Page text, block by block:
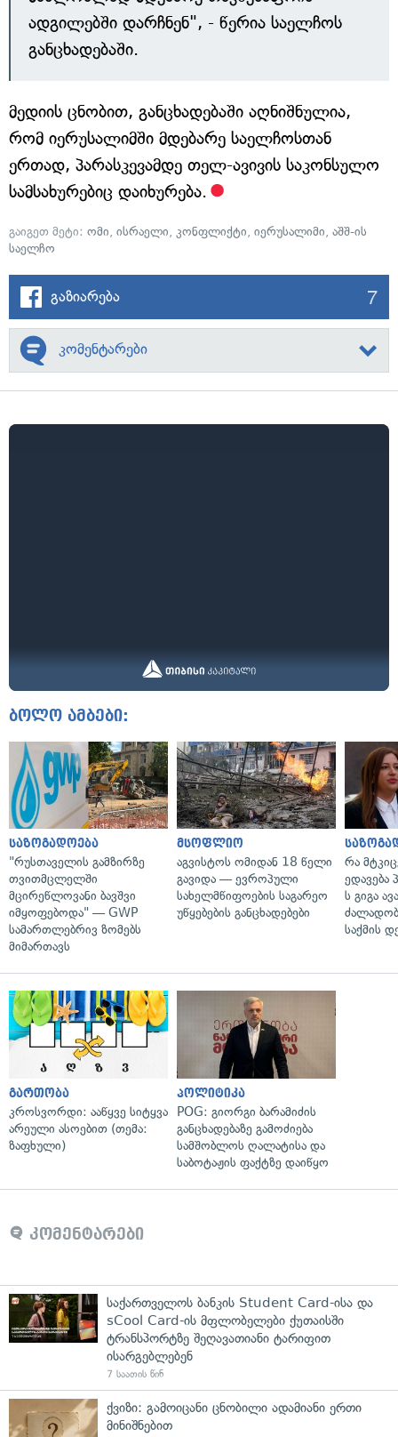
ადგილებში დარჩნენ", - წერია საელჩოს
განცხადებაში.
მედიის ცნობით, განცხადებაში აღნიშნულია,
რომ იერუსალიმში მდებარე საელჩოსთან
ერთად, პარასკევამდე თელ-ავივის საკონსულო
სამსახურებიც დაიხურება.
გაიგეთ მეტი: ომი, ისრაელი, კონფლიქტი, იერუსალიმი, აშშ-ის
საელჩო
გაზიარება 7
კომენტარები
ბოლო ამბები:
საზოგადოება
"რუსთაველის გამზირზე
თვითმცლელში
მცირეწლოვანი ბავშვი
იმყოფებოდა" — GWP
სამართლებრივ ზომებს
მიმართავს
მსოფლიო
აგვისტოს ომიდან 18 წელი
გავიდა — ევროპული
სახელმწიფოების საგარეო
უწყებების განცხადებები
რა
ედავება
ს გიგა
საქმის
გართობა
კროსვორდი: ააწყვე სიტყვა
არეული ასოებით (თემა:
ზაფხული)
პოლიტიკა
POG: გიორგი ბარამიძის
განცხადებაზე გამოძიება
სამშობლოს ღალატისა და
საბოტაჟის ფაქტზე დაიწყო
კომენტარები
საქართველოს ბანკის Student Card-ისა და
sCool Card-ის მფლობელები ქუთაისში
ტრანსპორტზე შეღავათიანი ტარიფით
ისარგებლებენ
7 საათის წინ
ქვიზი: გამოიცანი ცნობილი ადამიანი ერთი
მინიშნებით